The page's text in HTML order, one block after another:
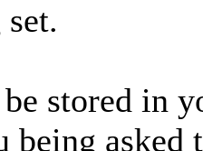
stored in
being